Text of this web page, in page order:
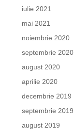
iulie 2021
mai 2021
noiembrie 2020
septembrie 2020
august 2020
aprilie 2020
decembrie 2019
septembrie 2019
august 2019